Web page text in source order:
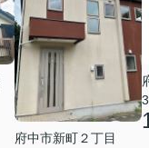
府中市新町２丁目